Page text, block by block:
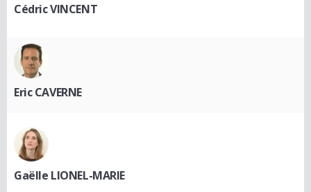
Cédric VINCENT
Eric CAVERNE
Gaëlle LIONEL-MARIE